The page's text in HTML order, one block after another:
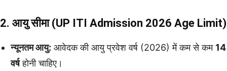
2. आयु सीमा (UP ITI Admission 2026 Age Limit)
न्यूनतम आयु: आवेदक की आयु प्रवेश वर्ष (2026) में कम से कम 14
वर्षहोनी चाहिए।